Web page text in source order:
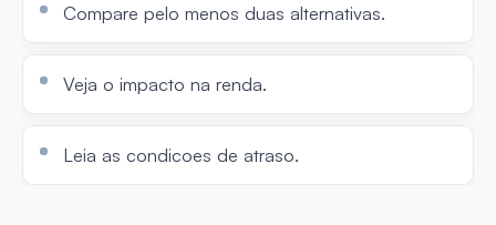
Compare pelo menos duas alternativas.
Veja o impacto na renda.
Leia as condicoes de atraso.